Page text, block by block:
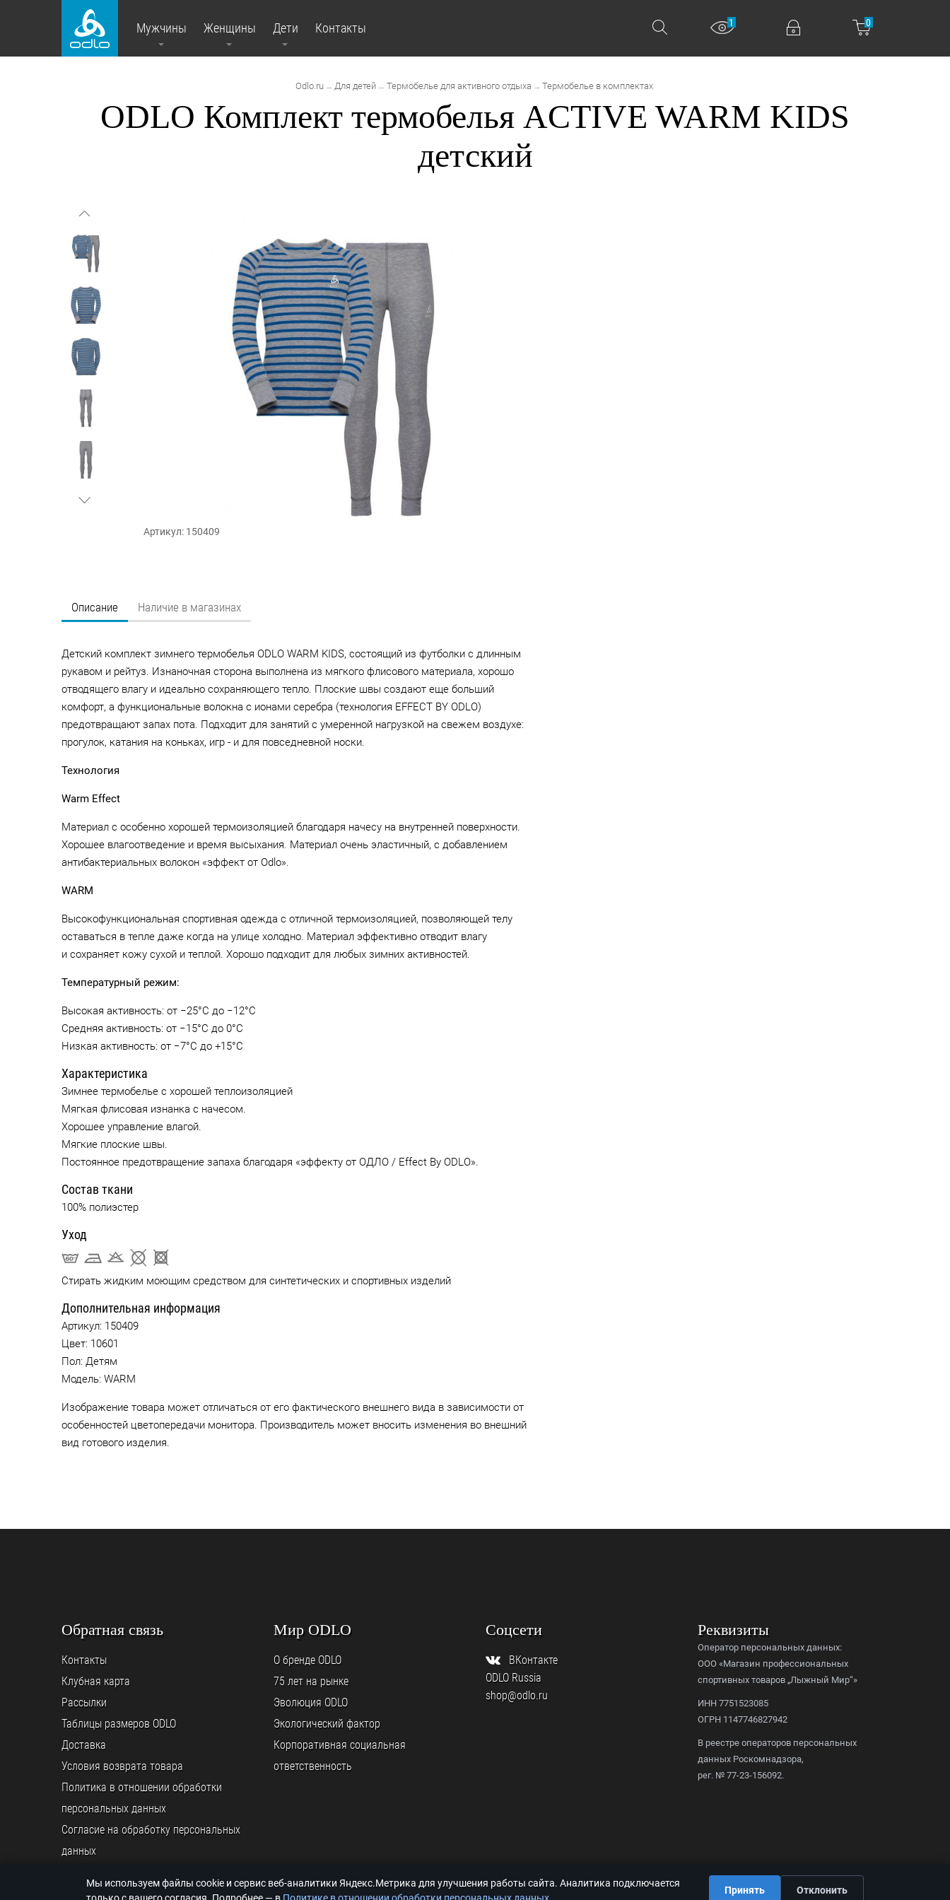
Мужчины Женщины Дети Контакты 0
1
Odlo.ru → Для детей → Термобелье для активного отдыха → Термобелье в комплектах
ODLO Комплект термобелья ACTIVE WARM KIDS
детский
Артикул: 150409
Описание Наличие в магазинах
Детский комплект зимнего термобелья ODLO WARM KIDS, состоящий из футболки с длинным
рукавом и рейтуз. Изнаночная сторона выполнена из мягкого флисового материала, хорошо
отводящего влагу и идеально сохраняющего тепло. Плоские швы создают еще больший
комфорт, а функциональные волокна с ионами серебра (технология EFFECT BY ODLO)
предотвращают запах пота. Подходит для занятий с умеренной нагрузкой на свежем воздухе:
прогулок, катания на коньках, игр - и для повседневной носки.
Технология
Warm Effect
Материал с особенно хорошей термоизоляцией благодаря начесу на внутренней поверхности.
Хорошее влагоотведение и время высыхания. Материал очень эластичный, с добавлением
антибактериальных волокон «эффект от Odlo».
WARM
Высокофункциональная спортивная одежда с отличной термоизоляцией, позволяющей телу
оставаться в тепле даже когда на улице холодно. Материал эффективно отводит влагу
и сохраняет кожу сухой и теплой. Хорошо подходит для любых зимних активностей.
Температурный режим:
Высокая активность: от −25°C до −12°C
Средняя активность: от −15°C до 0°C
Низкая активность: от −7°C до +15°C
Характеристика
Зимнее термобелье с хорошей теплоизоляцией
Мягкая флисовая изнанка с начесом.
Хорошее управление влагой.
Мягкие плоские швы.
Постоянное предотвращение запаха благодаря «эффекту от ОДЛО / Effect By ODLO».
Состав ткани
100% полиэстер
Уход
Стирать жидким моющим средством для синтетических и спортивных изделий
Дополнительная информация
Артикул: 150409
Цвет: 10601
Пол: Детям
Модель: WARM
Изображение товара может отличаться от его фактического внешнего вида в зависимости от
особенностей цветопередачи монитора. Производитель может вносить изменения во внешний
вид готового изделия.
Обратная связь
Контакты
Клубная карта
Рассылки
Таблицы размеров ODLO
Доставка
Условия возврата товара
Политика в отношении обработки
персональных данных
Согласие на обработку персональных
данных
Мир ODLO
О бренде ODLO
75 лет на рынке
Эволюция ODLO
Экологический фактор
Корпоративная социальная
ответственность
Соцсети
ВКонтакте
ODLO Russia
shop@odlo.ru
Реквизиты
Оператор персональных данных:
ООО «Магазин профессиональных
спортивных товаров „Лыжный Мир“»
ИНН 7751523085
ОГРН 1147746827942
В реестре операторов персональных
данных Роскомнадзора,
рег. № 77-23-156092.
© ООО «ODLO.RU», 2026
Мы используем файлы cookie и сервис веб-аналитики Яндекс.Метрика для улучшения работы сайта. Аналитика подключается
только с вашего согласия. Подробнее — в Политике в отношении обработки персональных данных
Принять Отклонить